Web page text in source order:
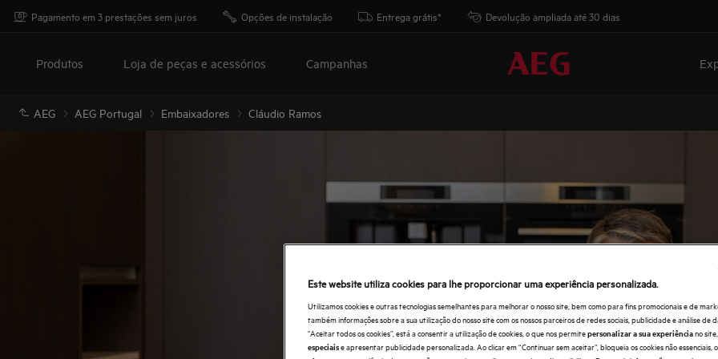
Pagamento em 3 prestações sem juros Opções de instalação Entrega grátis* Devolução ampliada até 30 dias
Produtos Loja de peças e acessórios Campanhas
AEG AEG Portugal Embaixadores Cláudio Ramos
Este website utiliza cookies para lhe proporcionar uma experiência personalizada.
Utilizamos cookies e outras tecnologias semelhantes para melhorar o nosso site, bem como para fins promocionais e de
também informações sobre a sua utilização do nosso site com os nossos parceiros de redes sociais, publicidade e análise de
"Aceitar todos os cookies”, está a consentir a utilização de cookies, o que nos permitepersonalizar a sua experiênciano
especiaise apresentar publicidade personalizada. Ao clicar em “Continuar sem aceitar”, bloqueia os cookies não essenciais,